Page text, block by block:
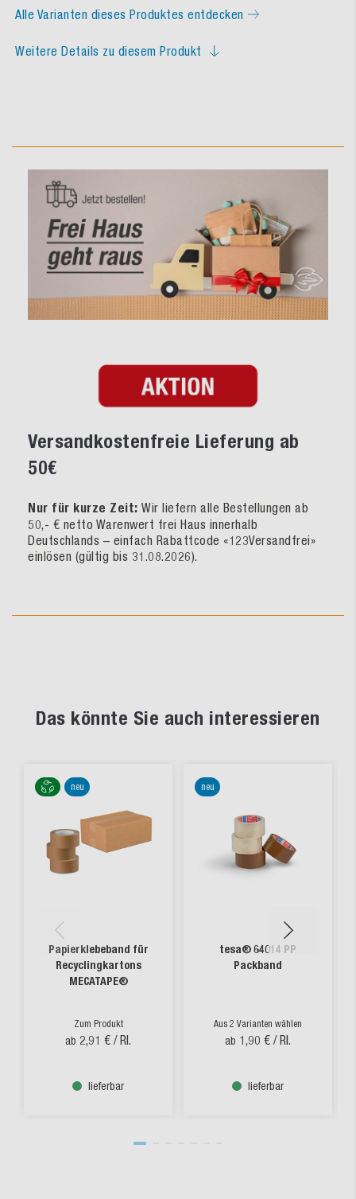
Alle Varianten dieses Produktes entdecken
Weitere Details zu diesem Produkt
Versandkostenfreie Lieferung ab
50€
Nur für kurze Zeit: Wir liefern alle Bestellungen ab
50,- € netto Warenwert frei Haus innerhalb
Deutschlands – einfach Rabattcode «123Versandfrei»
einlösen (gültig bis 31.08.2026).
Das könnte Sie auch interessieren
neu
Papierklebeband für
Recyclingkartons
MECATAPE®
Zum Produkt
ab 2,91 € / Rl.
lieferbar
neu
tesa® 64014 PP
Packband
Aus 2 Varianten wählen
ab 1,90 € / Rl.
lieferbar